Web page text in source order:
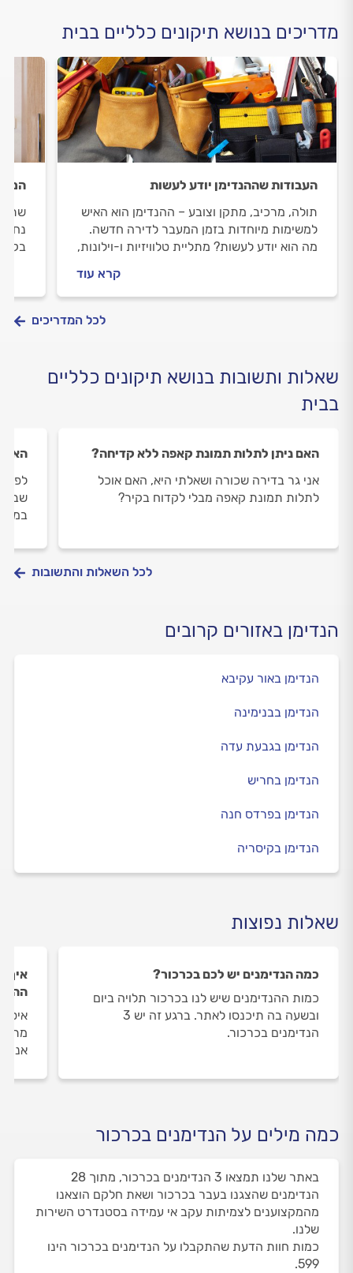
מדריכים בנושא תיקונים כלליים בבית
העבודות שההנדימן יודע לעשות
תולה, מרכיב, מתקן וצובע – ההנדימן הוא האיש
למשימות מיוחדות בזמן המעבר לדירה חדשה.
מה הוא יודע לעשות? מתליית טלוויזיות ו-וילונות,
ודלתות, וגם: מה חשוב לבדוק לפני שמזמינים
הנדימן מקצועי וכמה עולה להזמין הנדימן
קרא עוד
לכל המדריכים
שאלות ותשובות בנושא תיקונים כלליים
בבית
האם ניתן לתלות תמונת קאפה ללא קדיחה?
אני גר בדירה שכורה ושאלתי היא, האם אוכל
לתלות תמונת קאפה מבלי לקדוח בקיר?
האם
לפני
לכל השאלות והתשובות
הנדימן באזורים קרובים
הנדימן באור עקיבא
הנדימן בבנימינה
הנדימן בגבעת עדה
הנדימן בחריש
הנדימן בפרדס חנה
הנדימן בקיסריה
שאלות נפוצות
כמה הנדימנים יש לכם בכרכור?
כמות ההנדימנים שיש לנו בכרכור תלויה ביום
ובשעה בה תיכנסו לאתר. ברגע זה יש 3
הנדימנים בכרכור.
איך
אנו
כמה מילים על הנדימנים בכרכור
באתר שלנו תמצאו 3 הנדימנים בכרכור, מתוך 28
הנדימנים שהצגנו בעבר בכרכור ושאת חלקם הוצאנו
מהמקצוענים לצמיתות עקב אי עמידה בסטנדרט השירות
שלנו.
כמות חוות הדעת שהתקבלו על הנדימנים בכרכור הינו
599.